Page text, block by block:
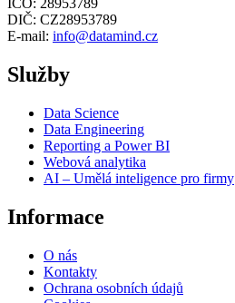
IČO: 28953789
DIČ: CZ28953789
E-mail: info@datamind.cz
Služby
Data Science
Data Engineering
Reporting a Power BI
Webová analytika
AI – Umělá inteligence pro firmy
Informace
O nás
Kontakty
Ochrana osobních údajů